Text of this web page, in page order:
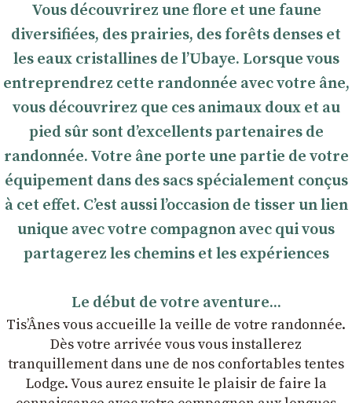
Vous découvrirez une flore et une faune
diversifiées, des prairies, des forêts denses et
les eaux cristallines de l’Ubaye. Lorsque vous
entreprendrez cette randonnée avec votre âne,
vous découvrirez que ces animaux doux et au
pied sûr sont d’excellents partenaires de
randonnée. Votre âne porte une partie de votre
équipement dans des sacs spécialement conçus
à cet effet. C’est aussi l’occasion de tisser un lien
unique avec votre compagnon avec qui vous
partagerez les chemins et les expériences
Le début de votre aventure...
Tis’Ânes vous accueille la veille de votre randonnée.
Dès votre arrivée vous vous installerez
tranquillement dans une de nos confortables tentes
Lodge. Vous aurez ensuite le plaisir de faire la